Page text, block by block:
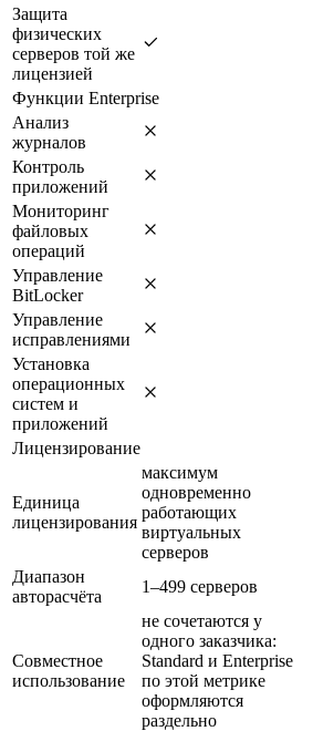
Защита
физических
серверов той же
лицензией
Функции Enterprise
Анализ
журналов
Контроль
приложений
Мониторинг
файловых
операций
Управление
BitLocker
Управление
исправлениями
Установка
операционных
систем и
приложений
Лицензирование
Единица
лицензирования
максимум
одновременно
работающих
виртуальных
серверов
Диапазон
авторасчёта
1–499 серверов
Совместное
использование
не сочетаются у
одного заказчика:
Standard и Enterprise
по этой метрике
оформляются
раздельно